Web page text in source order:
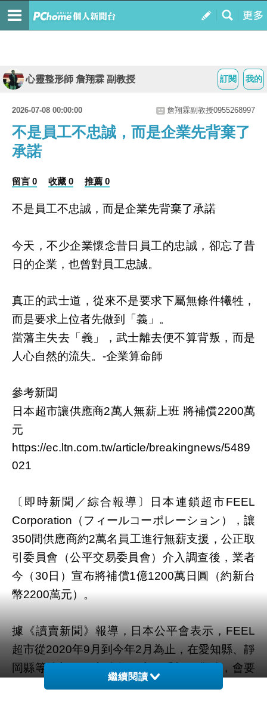
我的
訂閱
心靈整形師 詹翔霖 副教授
2026-07-08 00:00:00 詹翔霖副教授0955268997
不是員工不忠誠，而是企業先背棄了
承諾
留言 0 收藏 0 推薦 0
不是員工不忠誠，而是企業先背棄了承諾
今天，不少企業懷念昔日員工的忠誠，卻忘了昔
日的企業，也曾對員工忠誠。
真正的武士道，從來不是要求下屬無條件犧牲，
而是要求上位者先做到「義」。
當藩主失去「義」，武士離去便不算背叛，而是
人心自然的流失。
-企業算命師
參考新聞
日本超市讓供應商2萬人無薪上班 將補償2200萬
元
https://ec.ltn.com.tw/article/breakingnews/5489
021
〔即時新聞／綜合報導〕日本連鎖超市FEEL
Corporation
（フィールコーポレーション），讓
350間供應商約2萬名員工進行無薪支援，公正取
引委員會（公平交易委員會）介入調查後，業者
今（30日）宣布將補償1億1200萬日圓（約新台
幣2200萬元）。
據《讀賣新聞》報導，日本公平會表示，FEEL
超市從2020年9月到今年2月為止，在愛知縣、靜
岡縣等地新開門市或整修店面重新開業時，會要
求供應商派人過來幫忙陳列商品、分發紀念品、
繼續閱讀